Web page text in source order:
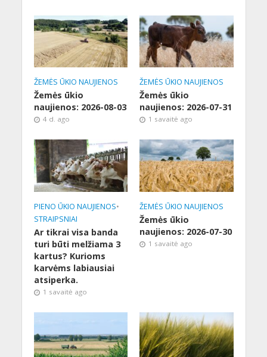
ŽEMĖS ŪKIO NAUJIENOS
Žemės ūkio
naujienos: 2026-08-03
4 d. ago
ŽEMĖS ŪKIO NAUJIENOS
Žemės ūkio
naujienos: 2026-07-31
1 savaitė ago
PIENO ŪKIO NAUJIENOS•
STRAIPSNIAI
Ar tikrai visa banda
turi būti melžiama 3
kartus? Kurioms
karvėms labiausiai
atsiperka.
1 savaitė ago
ŽEMĖS ŪKIO NAUJIENOS
Žemės ūkio
naujienos: 2026-07-30
1 savaitė ago